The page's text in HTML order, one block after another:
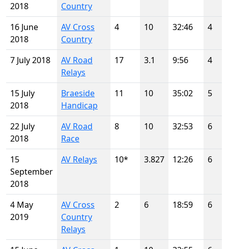
2018
Country
16 June
2018
AV Cross
Country
4 10 32:46 4
7 July 2018
AV Road
Relays
17 3.1 9:56 4
15 July
2018
Braeside
Handicap
11 10 35:02 5
22 July
2018
AV Road
Race
8 10 32:53 6
15
September
2018
AV Relays 10* 3.827 12:26 6
4 May
2019
AV Cross
Country
Relays
2 6 18:59 6